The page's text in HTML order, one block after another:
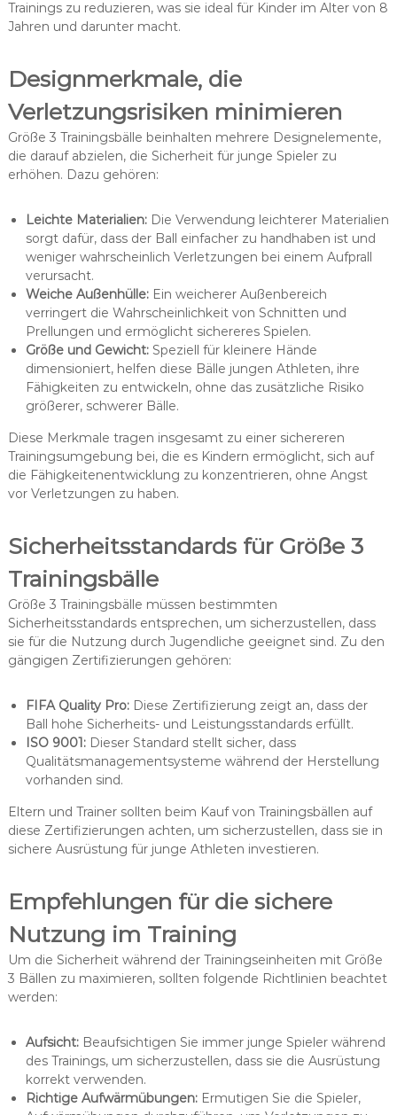
Trainings zu reduzieren, was sie ideal für Kinder im Alter von 8
Jahren und darunter macht.
Designmerkmale, die
Verletzungsrisiken minimieren
Größe 3 Trainingsbälle beinhalten mehrere Designelemente,
die darauf abzielen, die Sicherheit für junge Spieler zu
erhöhen. Dazu gehören:
Leichte Materialien:Die Verwendung leichterer Materialien
sorgt dafür, dass der Ball einfacher zu handhaben ist und
weniger wahrscheinlich Verletzungen bei einem Aufprall
verursacht.
Weiche Außenhülle:Ein weicherer Außenbereich
verringert die Wahrscheinlichkeit von Schnitten und
Prellungen und ermöglicht sichereres Spielen.
Größe und Gewicht:Speziell für kleinere Hände
dimensioniert, helfen diese Bälle jungen Athleten, ihre
Fähigkeiten zu entwickeln, ohne das zusätzliche Risiko
größerer, schwerer Bälle.
Diese Merkmale tragen insgesamt zu einer sichereren
Trainingsumgebung bei, die es Kindern ermöglicht, sich auf
die Fähigkeitenentwicklung zu konzentrieren, ohne Angst
vor Verletzungen zu haben.
Sicherheitsstandards für Größe 3
Trainingsbälle
Größe 3 Trainingsbälle müssen bestimmten
Sicherheitsstandards entsprechen, um sicherzustellen, dass
sie für die Nutzung durch Jugendliche geeignet sind. Zu den
gängigen Zertifizierungen gehören:
FIFA Quality Pro:Diese Zertifizierung zeigt an, dass der
Ball hohe Sicherheits- und Leistungsstandards erfüllt.
ISO 9001:Dieser Standard stellt sicher, dass
Qualitätsmanagementsysteme während der Herstellung
vorhanden sind.
Eltern und Trainer sollten beim Kauf von Trainingsbällen auf
diese Zertifizierungen achten, um sicherzustellen, dass sie in
sichere Ausrüstung für junge Athleten investieren.
Empfehlungen für die sichere
Nutzung im Training
Um die Sicherheit während der Trainingseinheiten mit Größe
3 Bällen zu maximieren, sollten folgende Richtlinien beachtet
werden:
Aufsicht:Beaufsichtigen Sie immer junge Spieler während
des Trainings, um sicherzustellen, dass sie die Ausrüstung
korrekt verwenden.
Richtige Aufwärmübungen:Ermutigen Sie die Spieler,